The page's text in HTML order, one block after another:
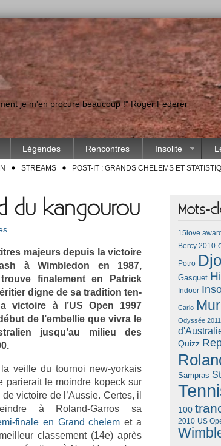
je m'en procure beaucoup !" Roger Federer
Légendes Rencontres Insolite
STREAMS POST-IT : GRANDS CHELEMS ET
du kangourou
majeurs de­puis la vic­toire
à Wimbledon en 1987,
trouve fin­ale­ment en Pat­rick
digne de sa tradi­tion ten­
vic­toire à l’US Open 1997
de l’em­bellie que vivra le
jusqu’au milieu des
veil­le du tour­noi new-yorkais
parierait le moindre kopeck sur
de vic­toire de l’Aus­sie. Cer­tes, il
à Roland-Garros sa
finale en Grand chelem et a
clas­se­ment (14e) après
Mots-
15love
Bercy 2010
Potro
Gasquet
Indoor
Carlo
Odyssée 2011
Quizz
Sampras
100
2010 US